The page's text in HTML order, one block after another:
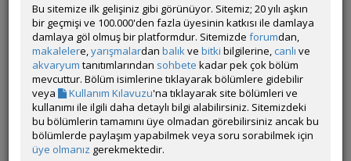
Kullanıcı Adı:
Ulast
Kullanıcı Grubu:
Forum Üyesi
Geri Bildirimleri:
2 adet mevcut.
Aldığı Beğeni:
12
Hesap Durumu:
Aktif
Durumu:
Çevrim Dışı
Üyelik Tarihi:
15 Ocak 2019 17:26
Son Ziyaret:
15 Haziran 2026 12:58
Toplam Mesaj:
11 [0.00 Gün Ortalaması]
Paylaşım Sayisı:
0 (Son 6 Ay)
İlan Sayisı:
Bu sitemize ilk gelişiniz gibi görünüyor. Sitemiz; 20 yılı aşkın
bir geçmişi ve 100.000'den fazla üyesinin katkısı ile damlaya
damlaya göl olmuş bir platformdur. Sitemizde forumdan,
makalelere,yarışmalardan balıkve bitki bilgilerine, canlı ve
akvaryum tanıtımlarından sohbete kadar pek çok bölüm
mevcuttur. Bölüm isimlerine tıklayarak bölümlere gidebilir
veya
Kullanım Kılavuzu'na tıklayarak site bölümleri ve
kullanımı ile ilgili daha detaylı bilgi alabilirsiniz. Sitemizdeki
bu bölümlerin tamamını üye olmadan görebilirsiniz ancak bu
bölümlerde paylaşım yapabilmek veya soru sorabilmek için
üye olmanız gerekmektedir.